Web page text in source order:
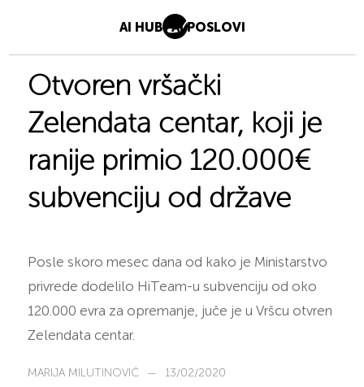
AI HUB AI POSLOVI
Otvoren vršački
Zelendata centar, koji je
ranije primio 120.000€
subvenciju od države
Posle skoro mesec dana od kako je Ministarstvo
privrede dodelilo HiTeam-u subvenciju od oko
120.000 evra za opremanje, juče je u Vršcu otvren
Zelendata centar.
MARIJA MILUTINOVIĆ — 13/02/2020